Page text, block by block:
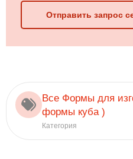
Отправить запрос
Все Формы для
формы куба )
Категория